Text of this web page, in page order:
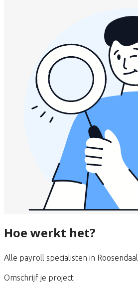
Hoe werkt het?
Alle payroll specialisten in Roosendaal
Omschrijf je project